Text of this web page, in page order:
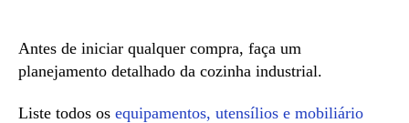
Antes de iniciar qualquer compra, faça um
planejamento detalhado da cozinha industrial.
Liste todos os equipamentos, utensílios e mobiliário